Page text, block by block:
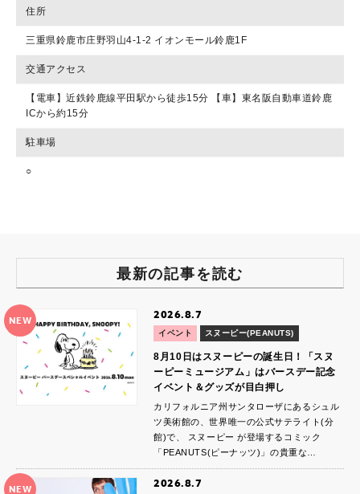
住所
三重県鈴鹿市庄野羽山4-1-2 イオンモール鈴鹿1F
交通アクセス
【電車】近鉄鈴鹿線平田駅から徒歩15分 【車】東名阪自動車道鈴鹿
ICから約15分
駐車場
○
最新の記事を読む
NEW 2026.8.7
イベント スヌーピー(PEANUTS)
8月10日はスヌーピーの誕生日！「スヌ
ーピーミュージアム」はバースデー記念
イベント＆グッズが目白押し
カリフォルニア州サンタローザにあるシュル
ツ美術館の、世界唯一の公式サテライト(分
館)で、 スヌーピー が登場するコミック
「PEANUTS(ピーナッツ)」の貴重な…
NEW 2026.8.7